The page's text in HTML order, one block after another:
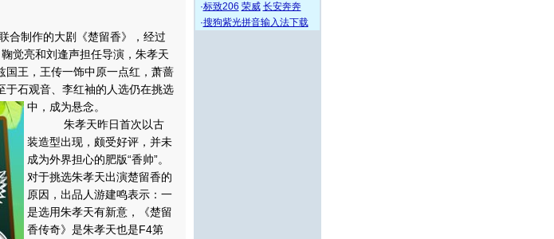
制作的大剧《楚留香》，经过
觉亮和刘逢声担任导演，朱孝天
国王，王传一饰中原一点红，萧蔷
于石观音、李红袖的人选仍在挑选
中，成为悬念。
朱孝天昨日首次以古
装造型出现，颇受好评，并未
成为外界担心的肥版“香帅”。
对于挑选朱孝天出演楚留香的
原因，出品人游建鸣表示：一
是选用朱孝天有新意，《楚留
香传奇》是朱孝天也是F4第
·标致206 荣威 长安奔奔
·搜狗紫光拼音输入法下载